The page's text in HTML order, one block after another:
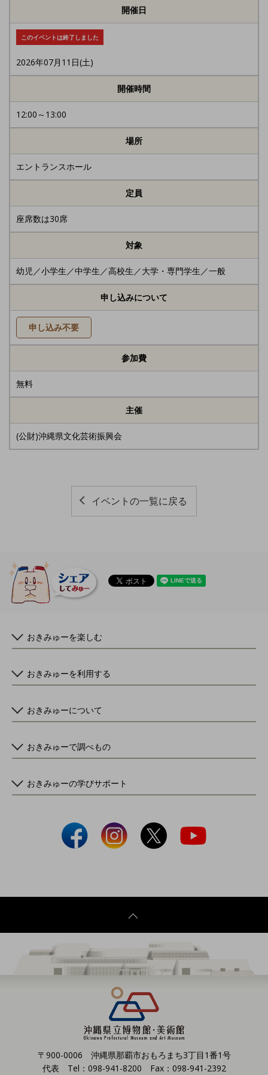
開催日
このイベントは終了しました
2026年07月11日(土)
開催時間
12:00～13:00
場所
エントランスホール
定員
座席数は30席
対象
幼児／小学生／中学生／高校生／大学・専門学生／一般
申し込みについて
申し込み不要
参加費
無料
主催
(公財)沖縄県文化芸術振興会
イベントの一覧に戻る
おきみゅーを楽しむ
おきみゅーを利用する
おきみゅーについて
おきみゅーで調べもの
おきみゅーの学びサポート
〒900-0006 沖縄県那覇市おもろまち3丁目1番1号
代表 Tel：098-941-8200 Fax：098-941-2392